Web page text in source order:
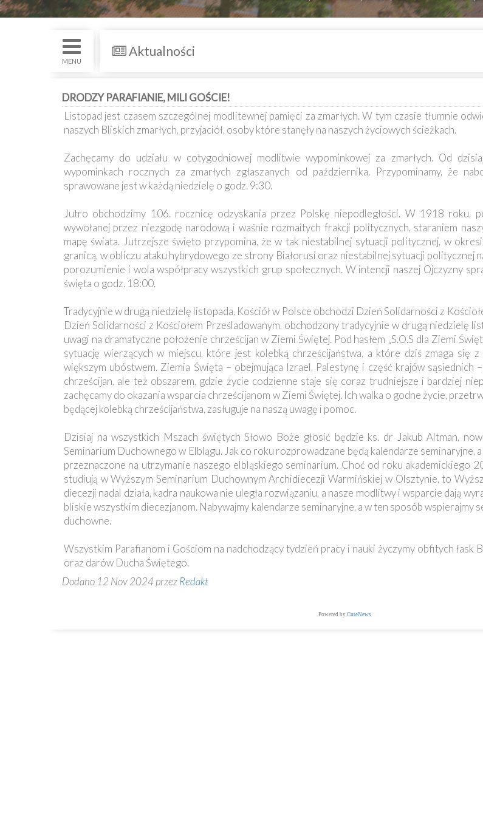
św.
i
Małoletnich
MENU
Aktualności
DRODZY PARAFIANIE, MILI GOŚCIE!
Listopad jest czasem szczególnej modlitewnej pamięci za zmarłych. W tym czasie tłumnie
naszych Bliskich zmarłych, przyjaciół, osoby które stanęły na naszych życiowych ścieżkach.
Zachęcamy do udziału w cotygodniowej modlitwie wypominkowej za zmarłych. Od
wypominkach rocznych za zmarłych zgłaszanych od października. Przypominamy, że
sprawowane jest w każdą niedzielę o godz. 9:30.
Jutro obchodzimy 106. rocznicę odzyskania przez Polskę niepodległości. W 1918 roku,
wywołanej przez niezgodę narodową i waśnie rozmaitych frakcji politycznych, staraniem
mapę świata. Jutrzejsze święto przypomina, że w tak niestabilnej sytuacji politycznej, w
granicą, w obliczu ataku hybrydowego ze strony Białorusi oraz niestabilnej sytuacji politycznej
porozumienie i wola współpracy wszystkich grup społecznych. W intencji naszej Ojczyzny
święta o godz. 18:00.
Tradycyjnie w drugą niedzielę listopada, Kościół w Polsce obchodzi Dzień Solidarności z
Dzień Solidarności z Kościołem Prześladowanym, obchodzony tradycyjnie w drugą niedzielę
uwagi na dramatyczne położenie chrześcijan w Ziemi Świętej. Pod hasłem „S.O.S dla Ziemi
sytuację wierzących w miejscu, które jest kolebką chrześcijaństwa, a które dziś zmaga się
większym ubóstwem. Ziemia Święta – obejmująca Izrael, Palestynę i część krajów sąsiednich
chrześcijan, ale też obszarem, gdzie życie codzienne staje się coraz trudniejsze i bardziej
zachęcamy do okazania wsparcia chrześcijanom w Ziemi Świętej. Ich walka o godne życie,
będącej kolebką chrześcijaństwa, zasługuje na naszą uwagę i pomoc.
Dzisiaj na wszystkich Mszach świętych Słowo Boże głosić będzie ks. dr Jakub Altman,
Seminarium Duchownego w Elblągu. Jak co roku rozprowadzane będą kalendarze seminaryjne,
przeznaczone na utrzymanie naszego elbląskiego seminarium. Choć od roku akademickiego
studiują w Wyższym Seminarium Duchownym Archidiecezji Warmińskiej w Olsztynie, to
diecezji nadal działa, kadra naukowa nie uległa rozwiązaniu, a nasze modlitwy i wsparcie dają
bliskie wszystkim diecezjanom. Nabywajmy kalendarze seminaryjne, a w ten sposób wspierajmy
duchowne.
Wszystkim Parafianom i Gościom na nadchodzący tydzień pracy i nauki życzymy obfitych łask
oraz darów Ducha Świętego.
Dodano 12 Nov 2024 przezRedakt
Powered by CuteNews